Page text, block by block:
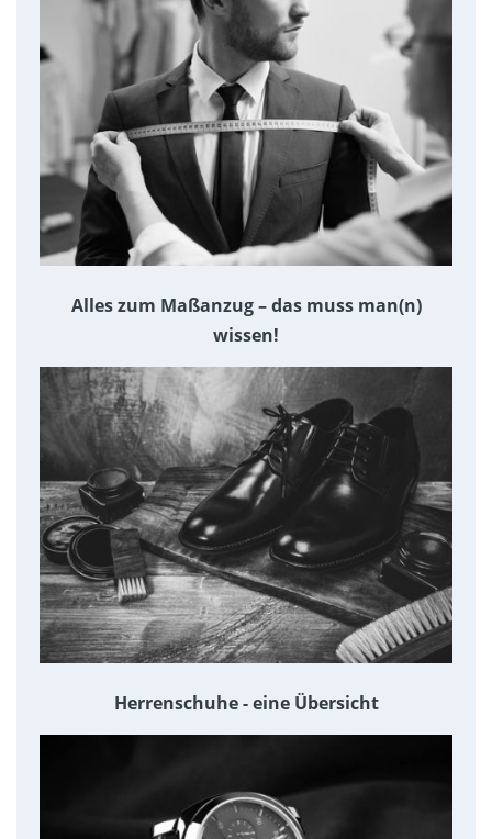
Alles zum Maßanzug – das muss man(n)
wissen!
Herrenschuhe - eine Übersicht